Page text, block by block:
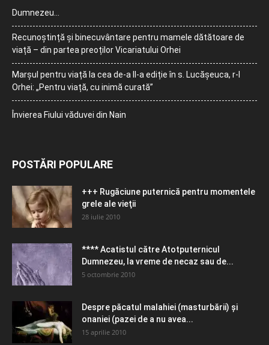
Dumnezeu…
Recunoștință și binecuvântare pentru mamele dătătoare de
viață – din partea preoților Vicariatului Orhei
Marșul pentru viață la cea de-a II-a ediție în s. Lucășeuca, r-l
Orhei: „Pentru viață, cu inimă curată”
Învierea Fiului văduvei din Nain
POSTĂRI POPULARE
+++ Rugăciune puternică pentru momentele
grele ale vieţii
28 iulie 2010
**** Acatistul către Atotputernicul
Dumnezeu, la vreme de necaz sau de...
5 octombrie 2010
Despre păcatul malahiei (masturbării) şi
onaniei (pazei de a nu avea...
15 aprilie 2010